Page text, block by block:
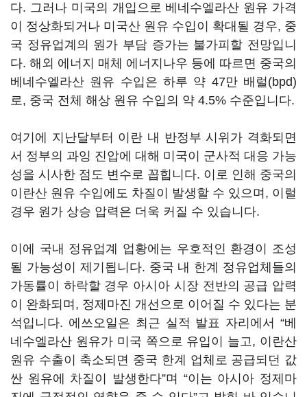
다. 그러나 미국의 개입으로 베네수엘라산 원유 가격
이 정상화되거나 미국산 원유 수입이 확대될 경우, 중
국 정유업계의 원가 부담 증가는 불가피할 전망입니
다. 해외 에너지 매체 에너지나우 등에 따르면 중국의
베네수엘라산 원유 수입은 하루 약 47만 배럴(bpd)
로, 중국 전체 해상 원유 수입의 약 4.5% 수준입니다.
여기에 지난달부터 이란 내 반정부 시위가 격화되면
서 정부의 과잉 진압에 대해 미국이 군사적 대응 가능
성을 시사한 점도 변수로 꼽힙니다. 이로 인해 중국의
이란산 원유 수입에도 차질이 발생할 수 있으며, 이럴
경우 원가 상승 압력은 더욱 커질 수 있습니다.
이에 국내 정유업계 업황에는 우호적인 환경이 조성
될 가능성이 제기됩니다. 중국 내 한계 정유업체들의
가동률이 하락할 경우 아시아 시장 전반의 공급 압력
이 완화되며, 정제마진 개선으로 이어질 수 있다는 분
석입니다. 에쓰오일은 최근 실적 발표 자리에서 “베
네수엘라산 원유가 미국 쪽으로 유입이 늘고, 이란산
원유 수출이 축소되면 중국 한계 업체로 공급되던 값
싼 원유에 차질이 발생한다”며 “이는 아시아 정제마